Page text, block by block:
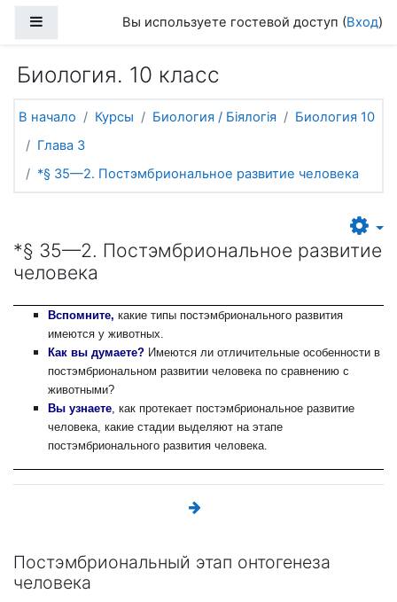
Боковая панельВы используете гостевой доступ (Вход)
Биология. 10 класс
В начало Курсы Биология / Біялогія
Биология 10
Глава 3
*§ 35—2. Постэмбриональное развитие человека
*§ 35—2. Постэмбриональное развитие
человека
Вспомните,какие типы постэмбрионального развития
имеются у животных.
Как вы думаете? Имеются ли отличительные особенности в
постэмбриональном развитии человека по сравнению с
животными?
Вы узнаете как протекает постэмбриональное развитие
человека, какие стадии выделяют на этапе
постэмбрионального развития человека.
Постэмбриональный этап онтогенеза
человека